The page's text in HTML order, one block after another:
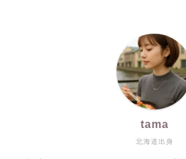
北海道出身
tama